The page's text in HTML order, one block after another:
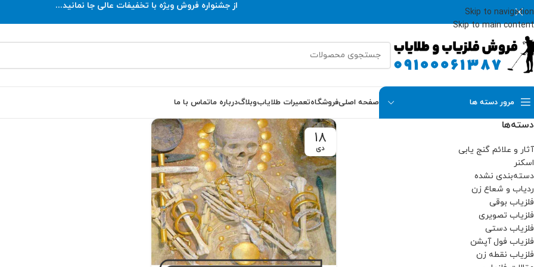
Skip to navigation
Skip to main content
از جشنواره فروش ویژه با تخفیفات عالی جا نمانید...
مرور دسته ها صفحه اصلیفروشگاهتعمیرات طلایابوبلاگدرباره ماتماس با ما
دسته‌ها
آثار و علائم گنج یابی
اسکنر
دسته‌بندی نشده
ردیاب و شعاع زن
فلزیاب بوقی
فلزیاب تصویری
فلزیاب دستی
فلزیاب فول آپشن
فلزیاب نقطه زن
18
دی